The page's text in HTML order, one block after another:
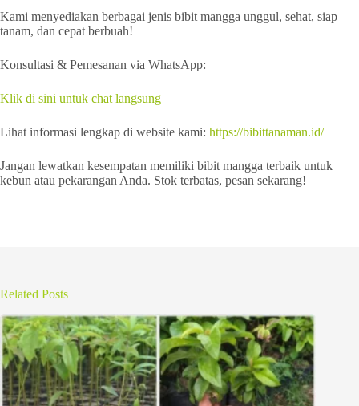
Kami menyediakan berbagai jenis bibit mangga unggul, sehat, siap
tanam, dan cepat berbuah!
Konsultasi & Pemesanan via WhatsApp:
Klik di sini untuk chat langsung
Lihat informasi lengkap di website kami: https://bibittanaman.id/
Jangan lewatkan kesempatan memiliki bibit mangga terbaik untuk
kebun atau pekarangan Anda. Stok terbatas, pesan sekarang!
Related Posts